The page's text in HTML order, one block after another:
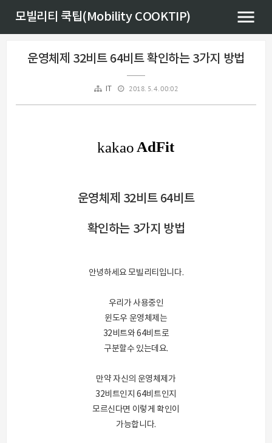
모빌리티 쿡팁(Mobility COOKTIP)
운영체제 32비트 64비트 확인하는 3가지 방법
IT 2018. 5. 4. 00:02
운영체제 32비트 64비트
확인하는 3가지 방법
안녕하세요 모빌리티입니다.
우리가 사용중인
윈도우 운영체제는
32비트와 64비트로
구분할수 있는데요.
만약 자신의 운영체제가
32비트인지 64비트인지
모르신다면 이렇게 확인이
가능합니다.